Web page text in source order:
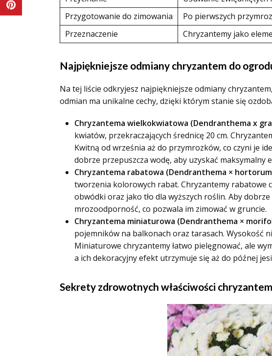
Przygotowanie do zimowania
Po pierwszych
Przeznaczenie
Chryzantemy jako
Najpiękniejsze odmiany chryzantem do
Na tej liście odkryjesz najpiękniejsze odmiany
odmian ma unikalne cechy, dzięki którym stanie się
Chryzantema wielkokwiatowa (Dendranthema x
kwiatów, przekraczających średnicę 20 cm.
Kwitną od września aż do przymrozków, co czyni je
dobrze przepuszcza wodę, aby uzyskać maksymalny
Chryzantema rabatowa (Dendranthema ×
tworzenia kolorowych rabat. Chryzantemy rabatowe
obwódki oraz jako tło dla wyższych roślin. Aby
mrozoodporność, co pozwala im zimować w gruncie.
Chryzantema miniaturowa (Dendranthema ×
pojemników na balkonach oraz tarasach. Wysokość
Miniaturowe chryzantemy łatwo pielęgnować, ale
a ich dekoracyjny efekt utrzymuje się aż do późnej
Sekrety zdrowotnych właściwości